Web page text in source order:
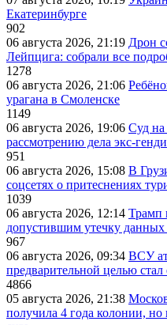
Екатеринбурге
902
06 августа 2026, 21:19 Дрон
Лейпцига: собрали все
1278
06 августа 2026, 21:06
урагана в Смоленске
1149
06 августа 2026, 19:06 Суд на
рассмотрению дела экс-
951
06 августа 2026, 15:08 В
соцсетях о притеснениях
1039
06 августа 2026, 12:14 Трамп
допустившим утечку
967
06 августа 2026, 09:34 ВСУ
предварительной целью
4866
05 августа 2026, 21:38
получила 4 года колонии,